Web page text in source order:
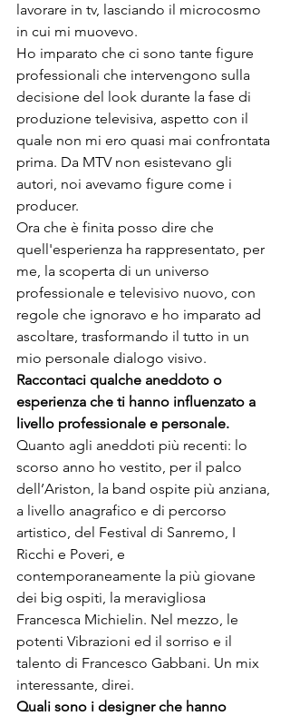
lavorare in tv, lasciando il microcosmo
in cui mi muovevo.
Ho imparato che ci sono tante figure
professionali che intervengono sulla
decisione del look durante la fase di
produzione televisiva, aspetto con il
quale non mi ero quasi mai confrontata
prima. Da MTV non esistevano gli
autori, noi avevamo figure come i
producer.
Ora che è finita posso dire che
quell'esperienza ha rappresentato, per
me, la scoperta di un universo
professionale e televisivo nuovo, con
regole che ignoravo e ho imparato ad
ascoltare, trasformando il tutto in un
mio personale dialogo visivo.
Raccontaci qualche aneddoto o
esperienza che ti hanno influenzato a
livello professionale e personale.
Quanto agli aneddoti più recenti: lo
scorso anno ho vestito, per il palco
dell’Ariston, la band ospite più anziana,
a livello anagrafico e di percorso
artistico, del Festival di Sanremo, I
Ricchi e Poveri, e
contemporaneamente la più giovane
dei big ospiti, la meravigliosa
Francesca Michielin. Nel mezzo, le
potenti Vibrazioni ed il sorriso e il
talento di Francesco Gabbani. Un mix
interessante, direi.
Quali sono i designer che hanno